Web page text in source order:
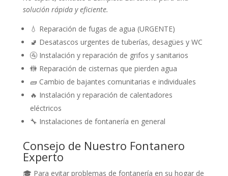
solución rápida y eficiente.
💧 Reparación de fugas de agua (URGENTE)
🚽 Desatascos urgentes de tuberías, desagües y WC
🚰 Instalación y reparación de grifos y sanitarios
🚻 Reparación de cisternas que pierden agua
🧱 Cambio de bajantes comunitarias e individuales
🔥 Instalación y reparación de calentadores
eléctricos
🔧 Instalaciones de fontanería en general
Consejo de Nuestro Fontanero
Experto
🎓 Para evitar problemas de fontanería en su hogar de